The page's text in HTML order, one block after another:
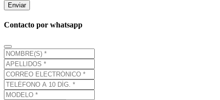
Enviar
Contacto por whatsapp